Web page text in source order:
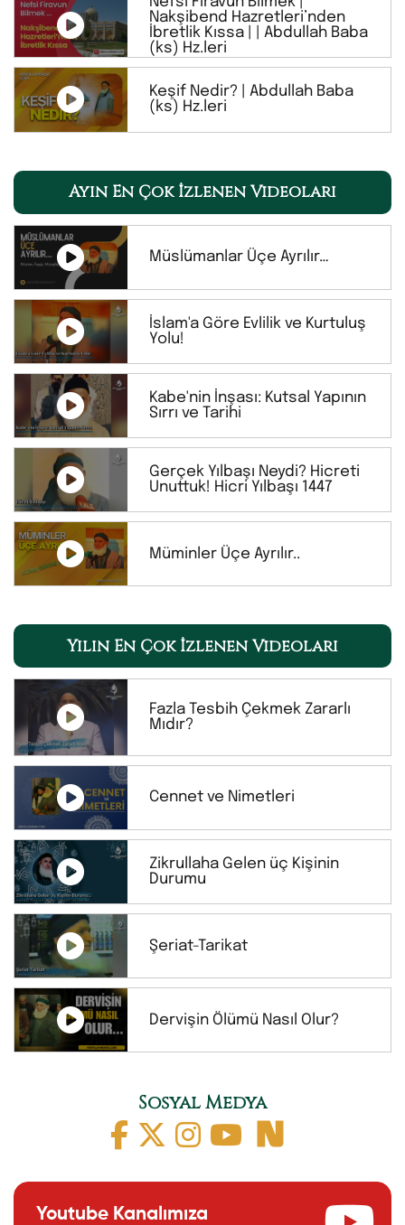
Nakşibend Hazretleri’nden
İbretlik Kıssa | | Abdullah Baba
(ks) Hz.leri
Keşif Nedir? | Abdullah Baba
(ks) Hz.leri
Ayın En Çok İzlenen Videoları
Müslümanlar Üçe Ayrılır…
İslam'a Göre Evlilik ve Kurtuluş
Yolu!
Kabe'nin İnşası: Kutsal Yapının
Sırrı ve Tarihi
Gerçek Yılbaşı Neydi? Hicreti
Unuttuk! Hicri Yılbaşı 1447
Müminler Üçe Ayrılır..
Yılın En Çok İzlenen Videoları
Fazla Tesbih Çekmek Zararlı
Mıdır?
Cennet ve Nimetleri
Zikrullaha Gelen üç Kişinin
Durumu
Şeriat-Tarikat
Dervişin Ölümü Nasıl Olur?
Sosyal Medya
Youtube Kanalımıza